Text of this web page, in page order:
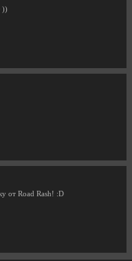
))
от Road Rash! :D